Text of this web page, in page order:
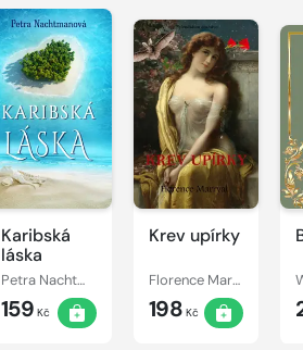
Karibská
láska
Petra Nachtmanová
159 Kč
Krev upírky
Florence Marryat
198 Kč